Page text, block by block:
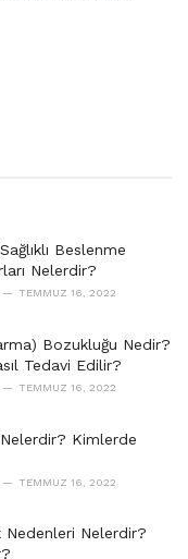
Beslenme
Nelerdir?
TEMMUZ 16, 2022
Bozukluğu Nedir?
Tedavi Edilir?
TEMMUZ 16, 2022
Kimlerde
TEMMUZ 16, 2022
Nedenleri Nelerdir?